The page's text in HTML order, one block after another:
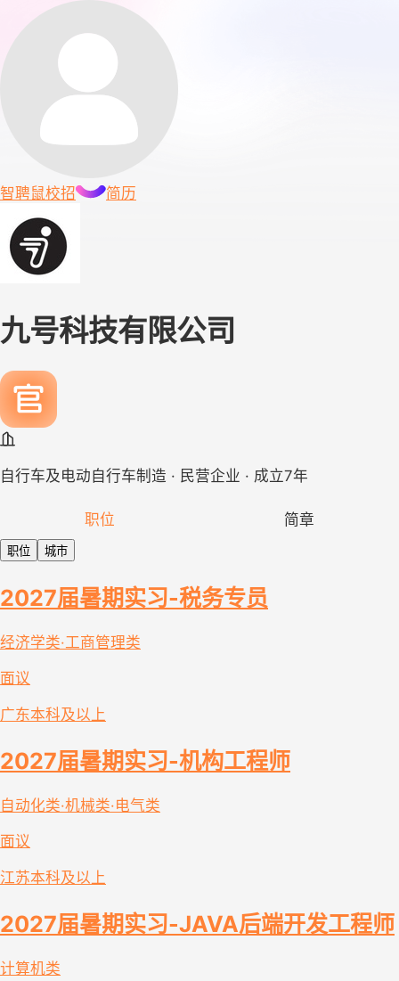
智聘鼠校招 简历
九号科技有限公司
自行车及电动自行车制造 · 民营企业 · 成立7年
职位 简章
职位 城市
2027届暑期实习-税务专员
经济学类·工商管理类
面议
广东本科及以上
2027届暑期实习-机构工程师
自动化类·机械类·电气类
面议
江苏本科及以上
2027届暑期实习-JAVA后端开发工程师
计算机类